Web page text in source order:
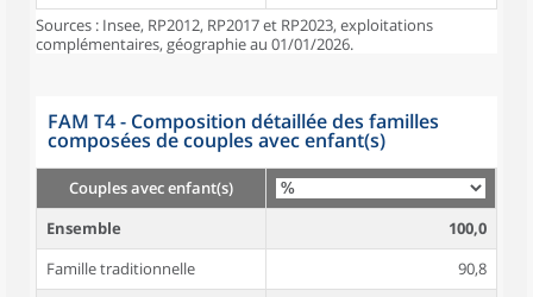
Sources : Insee, RP2012, RP2017 et RP2023, exploitations
complémentaires, géographie au 01/01/2026.
FAM T4 - Composition détaillée des familles
composées de couples avec enfant(s)
Couples avec enfant(s)
Ensemble
100,0
Famille traditionnelle
90,8